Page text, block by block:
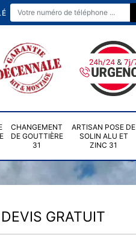
CHANGEMENT
DE GOUTTIÈRE
31
ARTISAN POSE DE
SOLIN ALU ET
ZINC 31
GRATUIT